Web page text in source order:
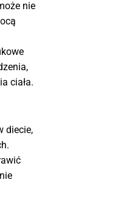
nie
ciała.
diecie,